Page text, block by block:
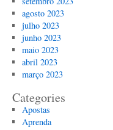
agosto 2023
julho 2023
junho 2023
maio 2023
abril 2023
março 2023
Categories
Apostas
Aprenda